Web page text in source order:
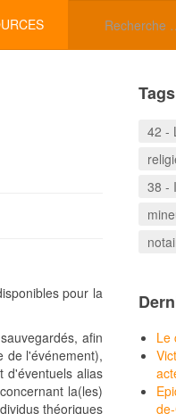
pour la
afin
de l'événement),
d'éventuels alias
la(les)
théoriques
Tags
42 -
38 -
Le